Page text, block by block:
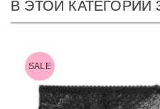
В ЭТОЙ КАТЕГОРИИ
SALE